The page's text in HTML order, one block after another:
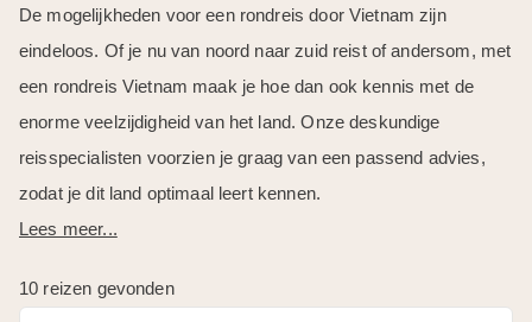
De mogelijkheden voor een rondreis door Vietnam zijn
eindeloos. Of je nu van noord naar zuid reist of andersom, met
een rondreis Vietnam maak je hoe dan ook kennis met de
enorme veelzijdigheid van het land. Onze deskundige
reisspecialisten voorzien je graag van een passend advies,
zodat je dit land optimaal leert kennen.
Lees meer...
10 reizen gevonden